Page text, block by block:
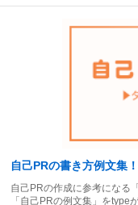
自己PRの書き方例文集！
自己PRの作成に参考になる
「自己PRの例文集」をtype